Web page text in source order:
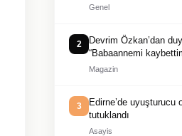
Genel
2
Devrim Özkan’dan
“Babaannemi
Magazin
3
Edirne’de uyuşturucu
tutuklandı
Asayis